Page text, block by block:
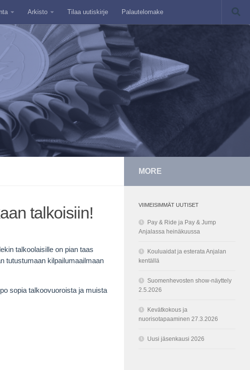
Arkisto Tilaa uutiskirje Palautelomake
talkoisiin!
talkoolaisille on pian taas
tutustumaan kilpailumaailmaan
sopia talkoovuoroista ja muista
MORE
VIIMEISIMMÄT UUTISET
Pay & Ride ja Pay & Jump
Anjalassa heinäkuussa
Kouluaidat ja esterata Anjalan
kentällä
Suomenhevosten show-näyttely
2.5.2026
Kevätkokous ja
nuorisotapaaminen 27.3.2026
Uusi jäsenkausi 2026